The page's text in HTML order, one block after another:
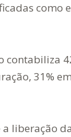
como
31%
liberação